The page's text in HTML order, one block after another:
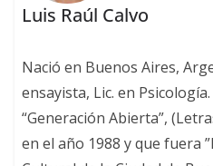
Luis Raúl Calvo
Nació en Buenos Aires,
ensayista, Lic. en
“Generación Abierta”,
en el año 1988 y que fuera